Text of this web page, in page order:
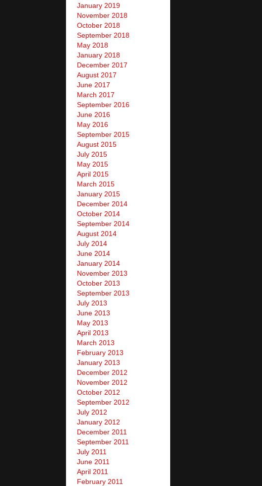
January 2019
November 2018
October 2018
September 2018
May 2018
January 2018
December 2017
August 2017
June 2017
March 2017
September 2016
June 2016
May 2016
September 2015
August 2015
July 2015
May 2015
April 2015
March 2015
January 2015
December 2014
October 2014
September 2014
August 2014
July 2014
June 2014
January 2014
November 2013
October 2013
September 2013
July 2013
June 2013
May 2013
April 2013
March 2013
February 2013
January 2013
December 2012
November 2012
October 2012
September 2012
July 2012
January 2012
December 2011
September 2011
July 2011
June 2011
April 2011
February 2011